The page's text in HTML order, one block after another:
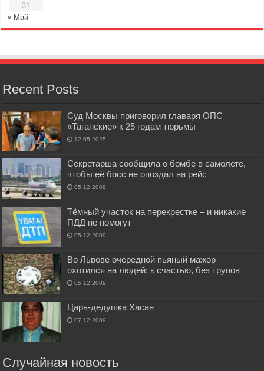
31
« Май
Recent Posts
Суд Москвы приговорил главаря ОПС
«Таганские» к 25 годам тюрьмы
12.05.2025
Секретарша сообщила о бомбе в самолете,
чтобы её босс не опоздал на рейс
05.12.2009
Тёмный участок на перекрестке – и никакие
ПДД не помогут
05.12.2009
Во Львове очередной пьяный мажор
охотился на людей: к счастью, без трупов
05.12.2009
Царь-дедушка Хасан
07.12.2009
Случайная новость